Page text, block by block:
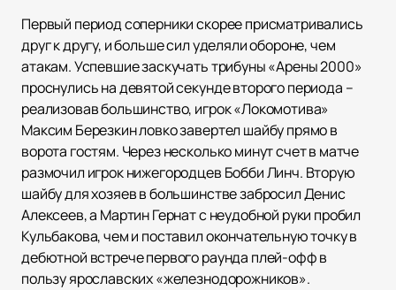
Первый период соперники скорее присматривались
друг к другу, и больше сил уделяли обороне, чем
атакам. Успевшие заскучать трибуны «Арены 2000»
проснулись на девятой секунде второго периода –
реализовав большинство, игрок «Локомотива»
Максим Березкин ловко завертел шайбу прямо в
ворота гостям. Через несколько минут счет в матче
размочил игрок нижегородцев Бобби Линч. Вторую
шайбу для хозяев в большинстве забросил Денис
Алексеев, а Мартин Гернат с неудобной руки пробил
Кульбакова, чем и поставил окончательную точку в
дебютной встрече первого раунда плей-офф в
пользу ярославских «железнодорожников».